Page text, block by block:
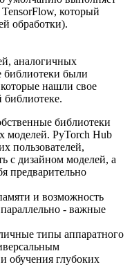
который
обработки).
аналогичных
библиотеки были
нашли свое
библиотеке.
библиотеки
моделей. PyTorch Hub
пользователей,
с дизайном моделей, а
предварительно
и возможность
- важные
типы аппаратного
обучения глубоких